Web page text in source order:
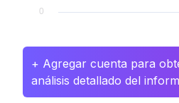
+ Agregar cuenta para
análisis detallado del